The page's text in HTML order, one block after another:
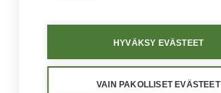
HYVÄKSY EVÄSTEET
VAIN PAKOLLISET EVÄSTEET